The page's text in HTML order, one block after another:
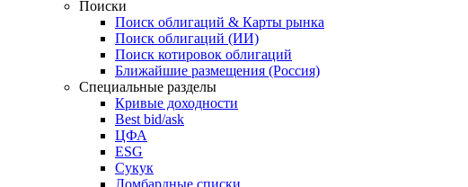
ежеквартальный аналитический журнал
Облигации
Поиски
Поиск облигаций & Карты рынка
Поиск облигаций (ИИ)
Поиск котировок облигаций
Ближайшие размещения (Россия)
Специальные разделы
Кривые доходности
Best bid/ask